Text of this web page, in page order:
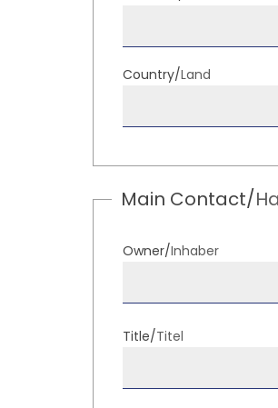
Country/Land
Main Contact/
Owner/Inhaber
Title/Titel